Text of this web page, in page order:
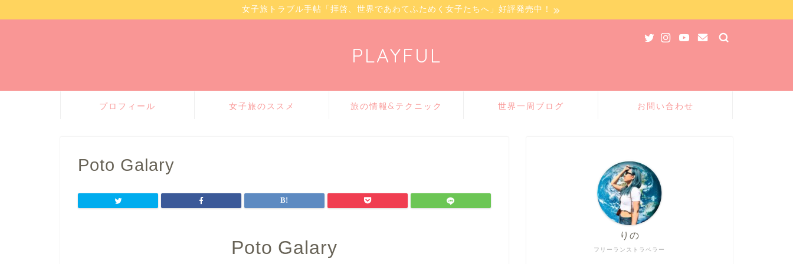
女子旅トラブル手帖「拝啓、世界であわてふためく女子たちへ」好評発売中！
PLAYFUL
プロフィール 女子旅のススメ 旅の情報&テクニック 世界一周ブログ お問い合わせ
Poto Galary
Poto Galary フリーランストラベラー
りの